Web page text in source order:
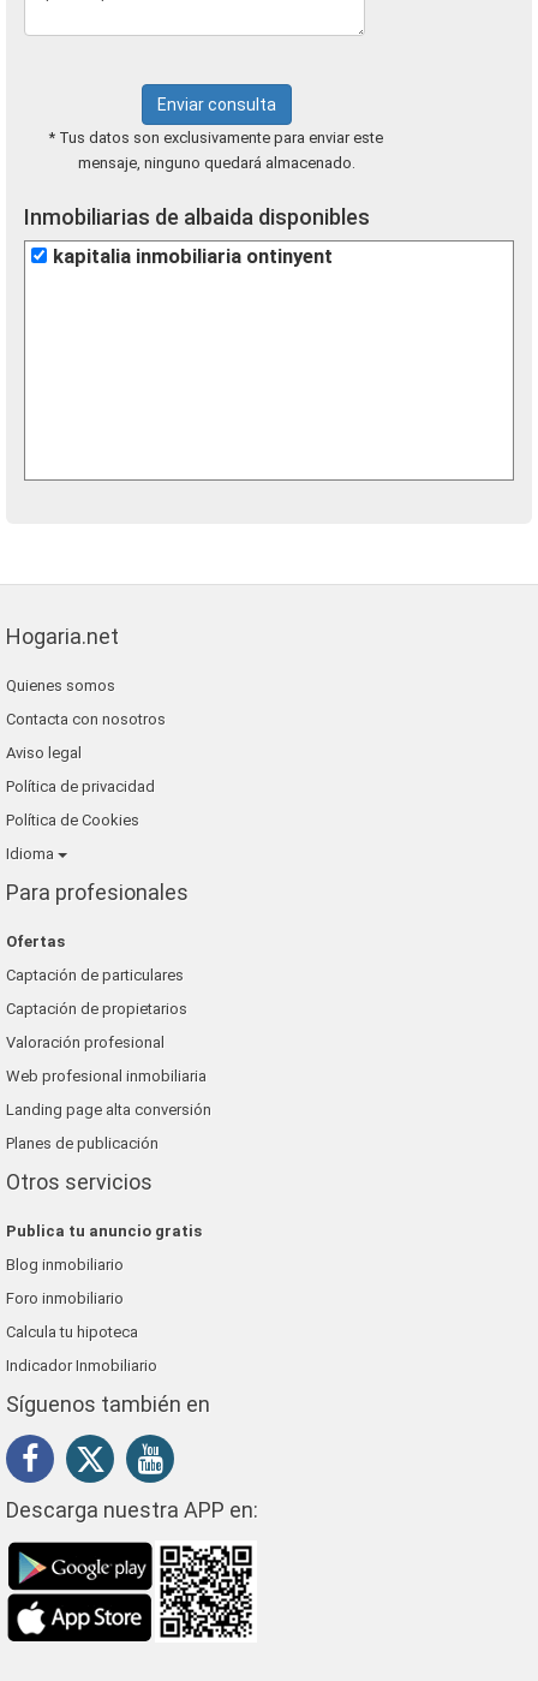
Enviar consulta
* Tus datos son exclusivamente para enviar este
mensaje, ninguno quedará almacenado.
Inmobiliarias de albaida disponibles
kapitalia inmobiliaria ontinyent
Hogaria.net
Quienes somos
Contacta con nosotros
Aviso legal
Política de privacidad
Política de Cookies
Idioma
Para profesionales
Ofertas
Captación de particulares
Captación de propietarios
Valoración profesional
Web profesional inmobiliaria
Landing page alta conversión
Planes de publicación
Otros servicios
Publica tu anuncio gratis
Blog inmobiliario
Foro inmobiliario
Calcula tu hipoteca
Indicador Inmobiliario
Síguenos también en
Descarga nuestra APP en: